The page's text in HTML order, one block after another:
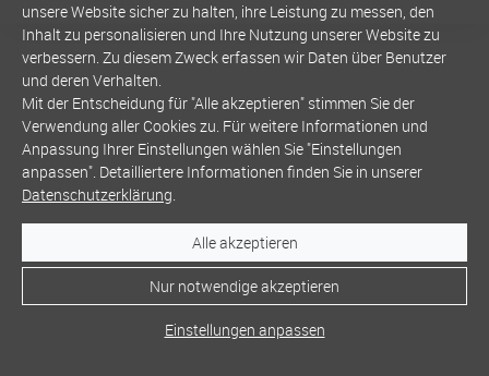
unsere Website sicher zu halten, ihre Leistung zu messen, den
Inhalt zu personalisieren und Ihre Nutzung unserer Website zu
verbessern. Zu diesem Zweck erfassen wir Daten über Benutzer
und deren Verhalten.
Mit der Entscheidung für "Alle akzeptieren" stimmen Sie der
Verwendung aller Cookies zu. Für weitere Informationen und
Anpassung Ihrer Einstellungen wählen Sie "Einstellungen
anpassen". Detailliertere Informationen finden Sie in unserer
Datenschutzerklärung.
Alle akzeptieren
Nur notwendige akzeptieren
Einstellungen anpassen